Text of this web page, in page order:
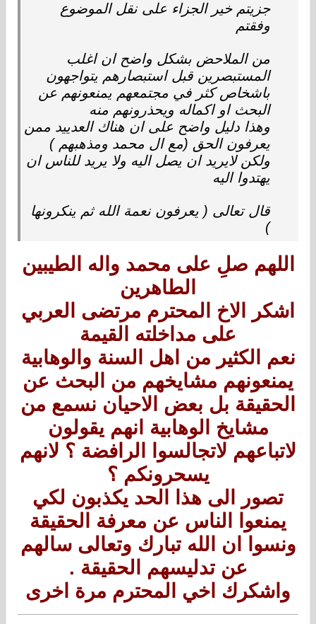
جزيتم خير الجزاء على نقل الموضوع
وفقتم
من الملاحض بشكل واضح ان اغلب
المستبصرين قبل استبصارهم يتواجهون
باشخاص كثر في مجتمعهم يمنعونهم عن
البحث او اكماله ويحذرونهم منه
وهذا دليل واضح على ان هناك العدييد ممن
يعرفون الحق (مع ال محمد ومذهبهم )
ولكن لايريد ان يصل اليه ولا يريد للناس ان
يهتدوا اليه
قال تعالى ( يعرفون نعمة الله ثم ينكرونها
)
اللهم صلِ على محمد واله الطيبين
الطاهرين
اشكر الاخ المحترم مرتضى العربي
على مداخلته القيمة
نعم الكثير من اهل السنة والوهابية
يمنعونهم مشايخهم من البحث عن
الحقيقة بل بعض الاحيان نسمع من
مشايخ الوهابية انهم يقولون
لاتباعهم لاتجالسوا الرافضة ؟ لانهم
يسحرونكم ؟
تصور الى هذا الحد يكذبون لكي
يمنعوا الناس عن معرفة الحقيقة
ونسوا ان الله تبارك وتعالى سالهم
عن تدليسهم الحقيقة .
واشكرك اخي المحترم مرة اخرى